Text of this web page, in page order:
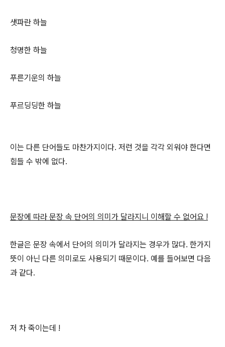
샛파란 하늘
청명한 하늘
푸른기운의 하늘
푸르딩딩한 하늘
이는 다른 단어들도 마찬가지이다. 저런 것을 각각 외워야 한다면
힘들 수 밖에 없다.
문장에 따라 문장 속 단어의 의미가 달라지니 이해할 수 없어요 !
한글은 문장 속에서 단어의 의미가 달라지는 경우가 많다. 한가지
뜻이 아닌 다른 의미로도 사용되기 때문이다. 예를 들어보면 다음
과 같다.
저 차 죽이는데 !